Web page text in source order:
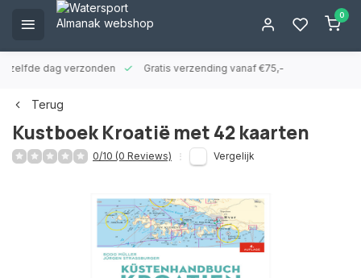
0
zelfde dag verzonden Gratis verzending vanaf €75,-
Terug
Kustboek Kroatië met 42 kaarten
0/10 (0 Reviews) Vergelijk